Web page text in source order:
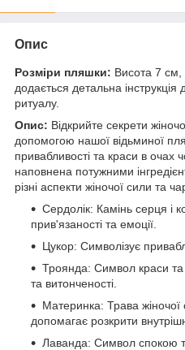
Опис
Розміри пляшки: Висота 7 см,
додається детальна
ритуалу.
Опис: Відкрийте секрети
допомогою нашої відьминої
привабливості та краси в очах
наповнена потужними
різні аспекти жіночої сили та
Сердолік: Камінь серця і
прив'язаності та емоції.
Цукор: Символізує
Троянда: Символ краси та
та витонченості.
Материнка: Трава жіночої
допомагає розкрити
Лаванда: Символ спокою